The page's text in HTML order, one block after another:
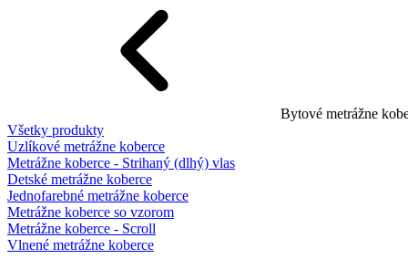
Bytové metrážne
Všetky produkty
Uzlíkové metrážne koberce
Metrážne koberce - Strihaný (dlhý) vlas
Detské metrážne koberce
Jednofarebné metrážne koberce
Metrážne koberce so vzorom
Metrážne koberce - Scroll
Vlnené metrážne koberce